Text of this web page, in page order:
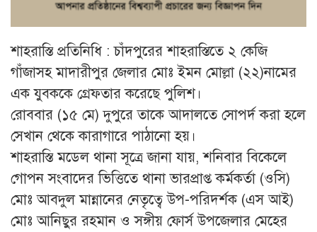
শাহরাস্তি প্রতিনিধি : চাঁদপুরের শাহরাস্তিতে ২ কেজি
গাঁজাসহ মাদারীপুর জেলার মোঃ ইমন মোল্লা (২২)নামের
এক যুবককে গ্রেফতার করেছে পুলিশ।
রোববার (১৫ মে) দুপুরে তাকে আদালতে সোপর্দ করা হলে
সেখান থেকে কারাগারে পাঠানো হয়।
শাহরাস্তি মডেল থানা সূত্রে জানা যায়, শনিবার বিকেলে
গোপন সংবাদের ভিত্তিতে থানা ভারপ্রাপ্ত কর্মকর্তা (ওসি)
মোঃ আবদুল মান্নানের নেতৃত্বে উপ-পরিদর্শক (এস আই)
মোঃ আনিছুর রহমান ও সঙ্গীয় ফোর্স উপজেলার মেহের